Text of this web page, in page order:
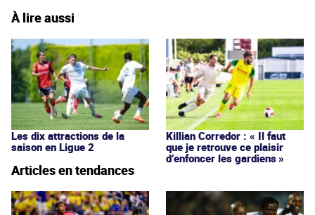
À lire aussi
Les dix attractions de la
saison en Ligue 2
Killian Corredor : « Il faut
que je retrouve ce plaisir
d’enfoncer les gardiens »
Articles en tendances